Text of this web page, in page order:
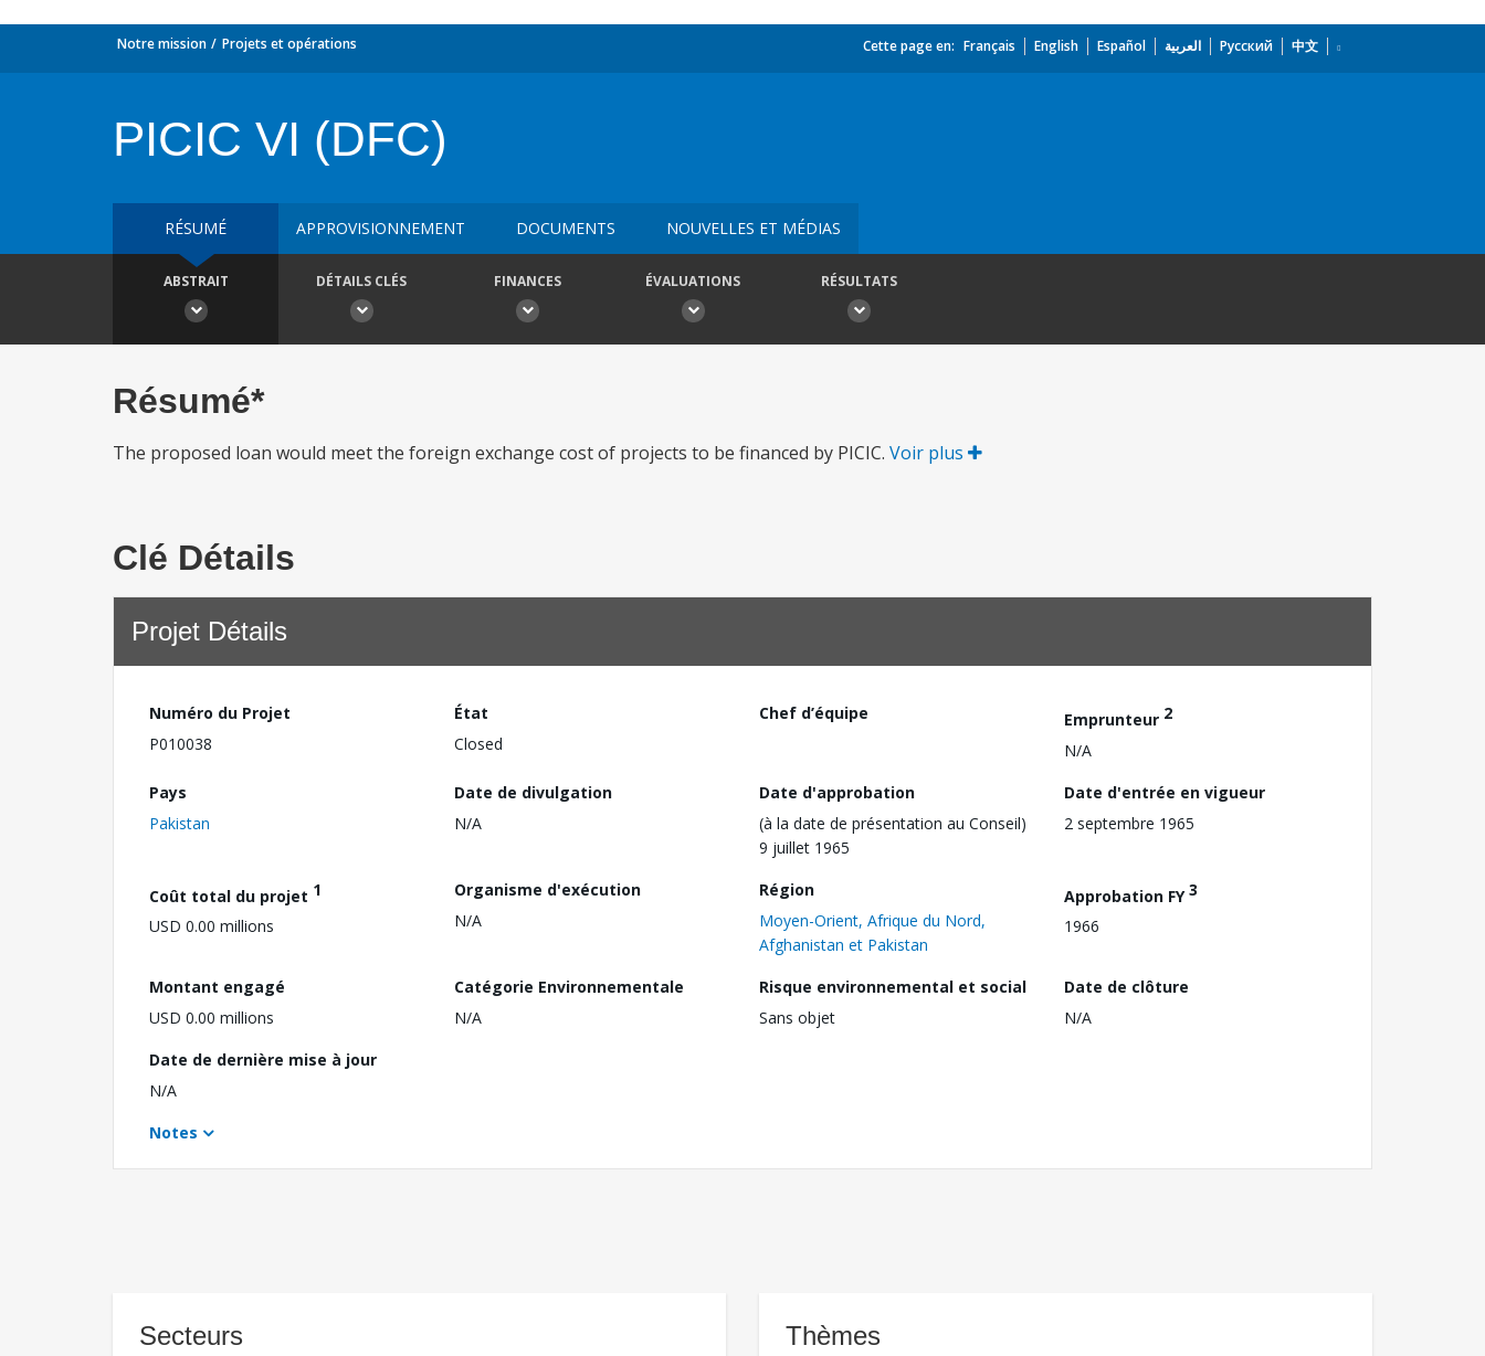
Notre mission Projets et opérations Cette page en: Français English Español العربية Русский 中文
PICIC VI (DFC)
RÉSUMÉ APPROVISIONNEMENT DOCUMENTS NOUVELLES ET MÉDIAS
ABSTRAIT DÉTAILS CLÉS FINANCES ÉVALUATIONS RÉSULTATS
Résumé*
The proposed loan would meet the foreign exchange cost of projects to be financed by PICIC. Voir plus
Clé Détails
Projet Détails
Numéro du Projet
P010038
État
Closed
Chef d’équipe Emprunteur 2
N/A
Pays
Pakistan
Date de divulgation
N/A
Date d'approbation
(à la date de présentation au Conseil)
9 juillet 1965
Date d'entrée en vigueur
2 septembre 1965
Coût total du projet 1
USD 0.00 millions
Organisme d'exécution
N/A
Région
Moyen-Orient, Afrique du Nord,
Afghanistan et Pakistan
Approbation FY3
1966
Montant engagé
USD 0.00 millions
Catégorie Environnementale
N/A
Risque environnemental et social
Sans objet
Date de clôture
N/A
Date de dernière mise à jour
N/A
Notes
Secteurs Thèmes